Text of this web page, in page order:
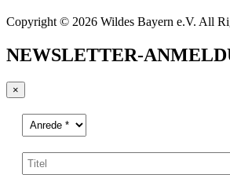
Copyright © 2026 Wildes Bayern e.V. All
NEWSLETTER-
×